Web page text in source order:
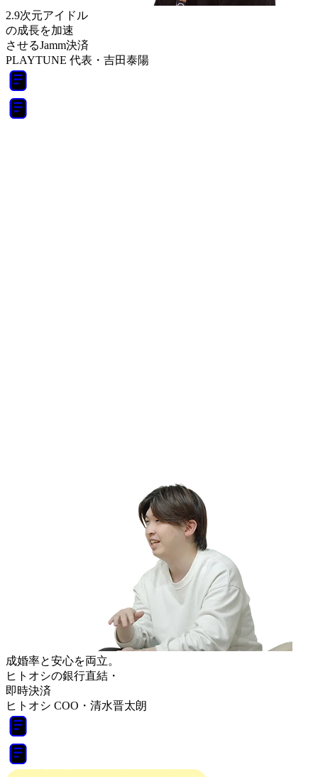
2.9次元アイドル
の成長を加速
させるJamm決済
PLAYTUNE 代表・吉田泰陽
成婚率と安心を両立。
ヒトオシの銀行直結・
即時決済
ヒトオシ COO・清水晋太朗